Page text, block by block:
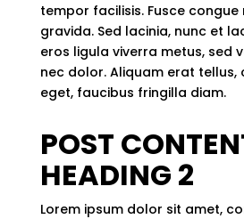
tempor facilisis. Fusce
gravida. Sed lacinia, nunc et
eros ligula viverra metus, sed
nec dolor. Aliquam erat tellus,
eget, faucibus fringilla diam.
POST
HEADING 2
Lorem ipsum dolor sit amet,